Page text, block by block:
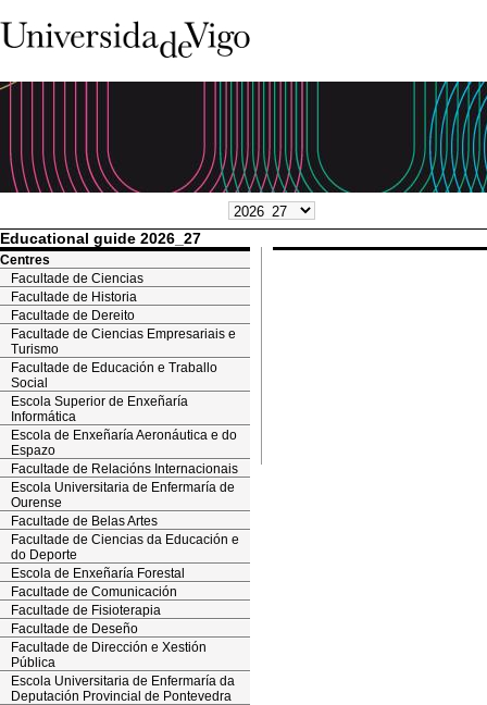
Educational guide 2026_27
Centres
Facultade de Ciencias
Facultade de Historia
Facultade de Dereito
Facultade de Ciencias Empresariais e
Turismo
Facultade de Educación e Traballo
Social
Escola Superior de Enxeñaría
Informática
Escola de Enxeñaría Aeronáutica e do
Espazo
Facultade de Relacións Internacionais
Escola Universitaria de Enfermaría de
Ourense
Facultade de Belas Artes
Facultade de Ciencias da Educación e
do Deporte
Escola de Enxeñaría Forestal
Facultade de Comunicación
Facultade de Fisioterapia
Facultade de Deseño
Facultade de Dirección e Xestión
Pública
Escola Universitaria de Enfermaría da
Deputación Provincial de Pontevedra